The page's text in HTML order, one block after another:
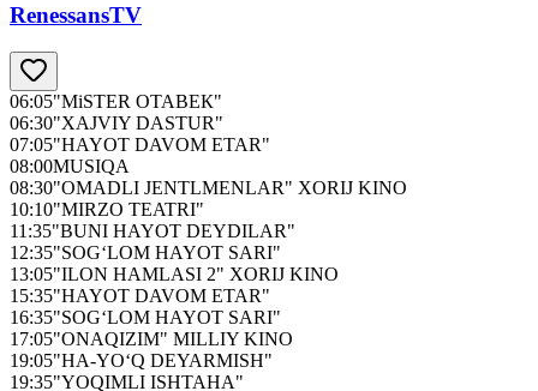
RenessansTV
06:05"MiSTER OTABЕК"
06:30"XAJVIY DASTUR"
07:05"HAYOT DAVOM ETAR"
08:00MUSIQA
08:30"OMADLI JENTLMENLAR" XORIJ KINO
10:10"MIRZO TEATRI"
11:35"BUNI HAYOT DEYDILAR"
12:35"SOG‘LOM HAYOT SARI"
13:05"ILON HAMLASI 2" XORIJ KINO
15:35"HAYOT DAVOM ETAR"
16:35"SOG‘LOM HAYOT SARI"
17:05"ONAQIZIM" MILLIY KINO
19:05"HA-YO‘Q DEYARMISH"
19:35"YOQIMLI ISHTAHA"